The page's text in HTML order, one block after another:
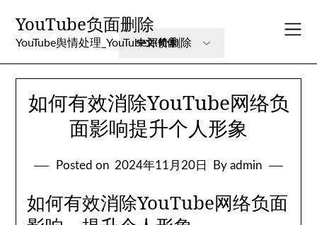
content
YouTube负面删除
YouTube舆情处理_YouTube评价删除
如何有效消除YouTube网络负
面影响提升个人形象
Posted on 2024年11月20日 By admin
如何有效消除YouTube网络负面